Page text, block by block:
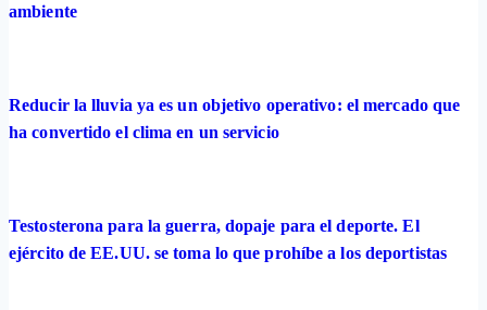
ambiente
Reducir la lluvia ya es un objetivo operativo: el mercado que
ha convertido el clima en un servicio
Testosterona para la guerra, dopaje para el deporte. El
ejército de EE.UU. se toma lo que prohíbe a los deportistas